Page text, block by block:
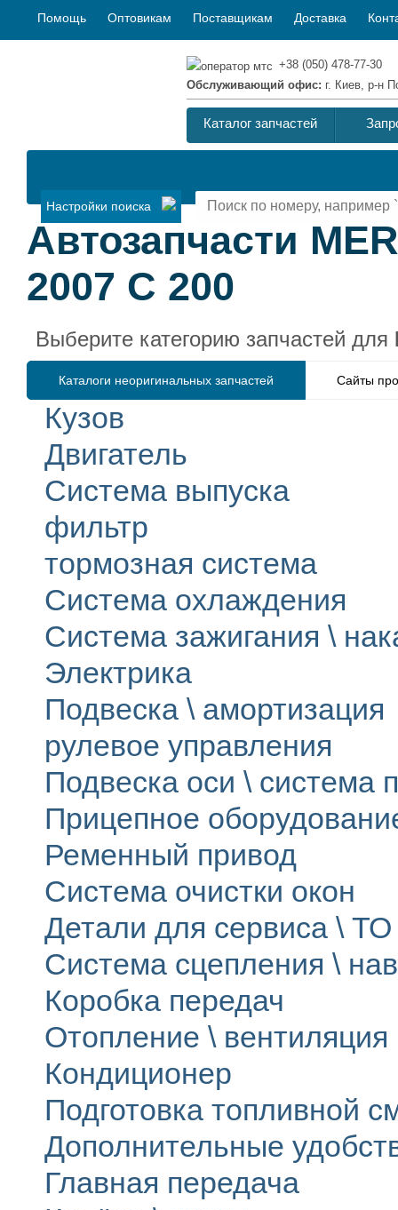
Помощь Оптовикам Поставщикам Доставка
+38 (050) 478-77-30
Обслуживающий офис: г. Киев, р-н
Каталог запчастей
Настройки поиска
Автозапчасти
2007 C 200
Выберите категорию запчастей для
Каталоги неоригинальных запчастей Сайты
Кузов
Двигатель
Система выпуска
фильтр
тормозная система
Система охлаждения
Система зажигания \
Электрика
Подвеска \ амортизация
рулевое управления
Подвеска оси \ система
Прицепное
Ременный привод
Система очистки окон
Детали для сервиса \ ТО
Система сцепления \
Коробка передач
Отопление \ вентиляция
Кондиционер
Подготовка топливной
Дополнительные
Главная передача